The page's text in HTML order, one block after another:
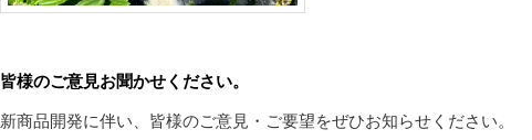
皆様のご意見お聞かせください。
新商品開発に伴い、皆様のご意見・ご要望をぜひお知らせください。